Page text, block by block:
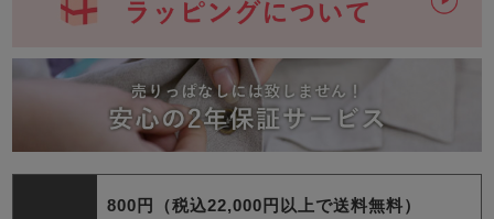
800円（税込22,000円以上で送料無料）